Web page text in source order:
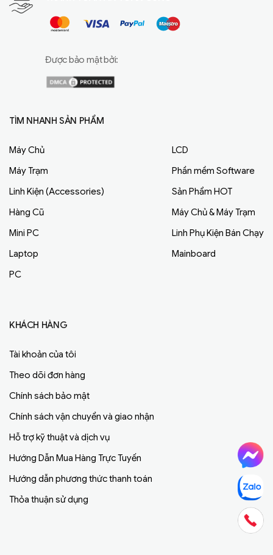
Được bảo mật bởi:
TÌM NHANH SẢN PHẨM
Máy Chủ
Máy Trạm
Linh Kiện (Accessories)
Hàng Cũ
Mini PC
Laptop
PC
LCD
Phần mềm Software
Sản Phẩm HOT
Máy Chủ & Máy Trạm
Linh Phụ Kiện Bán Chạy
Mainboard
KHÁCH HÀNG
Tài khoản của tôi
Theo dõi đơn hàng
Chính sách bảo mật
Chính sách vận chuyển và giao nhận
Hỗ trợ kỹ thuật và dịch vụ
Hướng Dẫn Mua Hàng Trực Tuyến
Hướng dẫn phương thức thanh toán
Thỏa thuận sử dụng